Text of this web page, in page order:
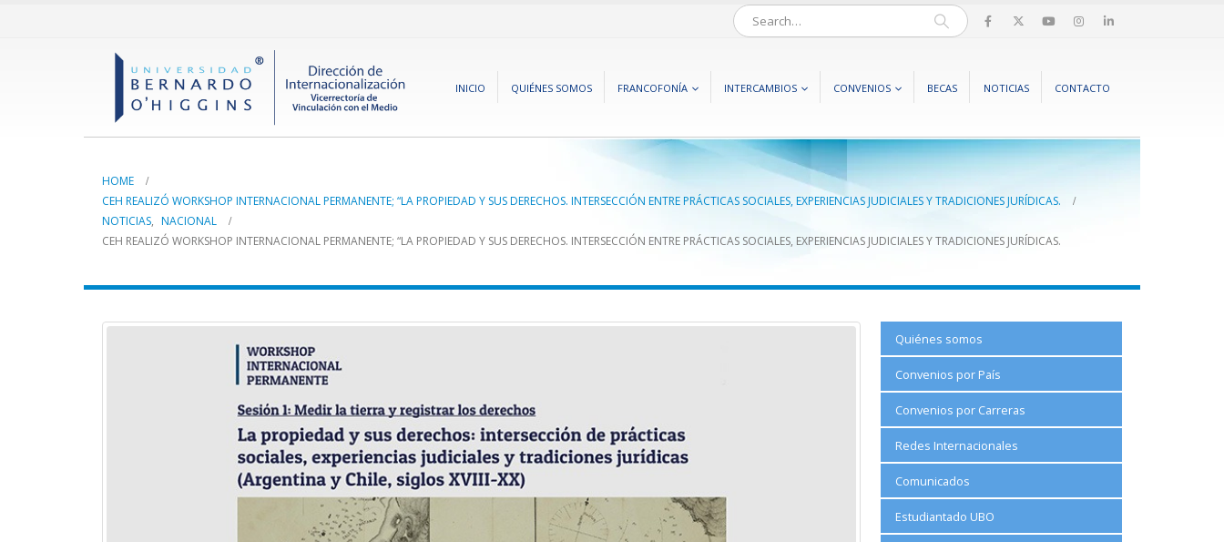
INICIO QUIÉNES SOMOS FRANCOFONÍA INTERCAMBIOS CONVENIOS BECAS NOTICIAS CONTACTO
HOME
CEH REALIZÓ WORKSHOP INTERNACIONAL PERMANENTE; “LA PROPIEDAD Y SUS DERECHOS. INTERSECCIÓN ENTRE PRÁCTICAS SOCIALES, EXPERIENCIAS JUDICIALES Y TRADICIONES JURÍDICAS.
NOTICIAS, NACIONAL
CEH REALIZÓ WORKSHOP INTERNACIONAL PERMANENTE; “LA PROPIEDAD Y SUS DERECHOS. INTERSECCIÓN ENTRE PRÁCTICAS SOCIALES, EXPERIENCIAS JUDICIALES Y TRADICIONES JURÍDICAS.
Quiénes somos
Convenios por País
Convenios por Carreras
Redes Internacionales
Comunicados
Estudiantado UBO